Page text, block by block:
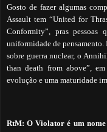
Gosto de fazer algumas
Assault tem “United for
Conformity”, pras pessoas
uniformidade de
sobre guerra nuclear, o
than death from above”,
evolução e uma maturidade
RtM: O Violator é um